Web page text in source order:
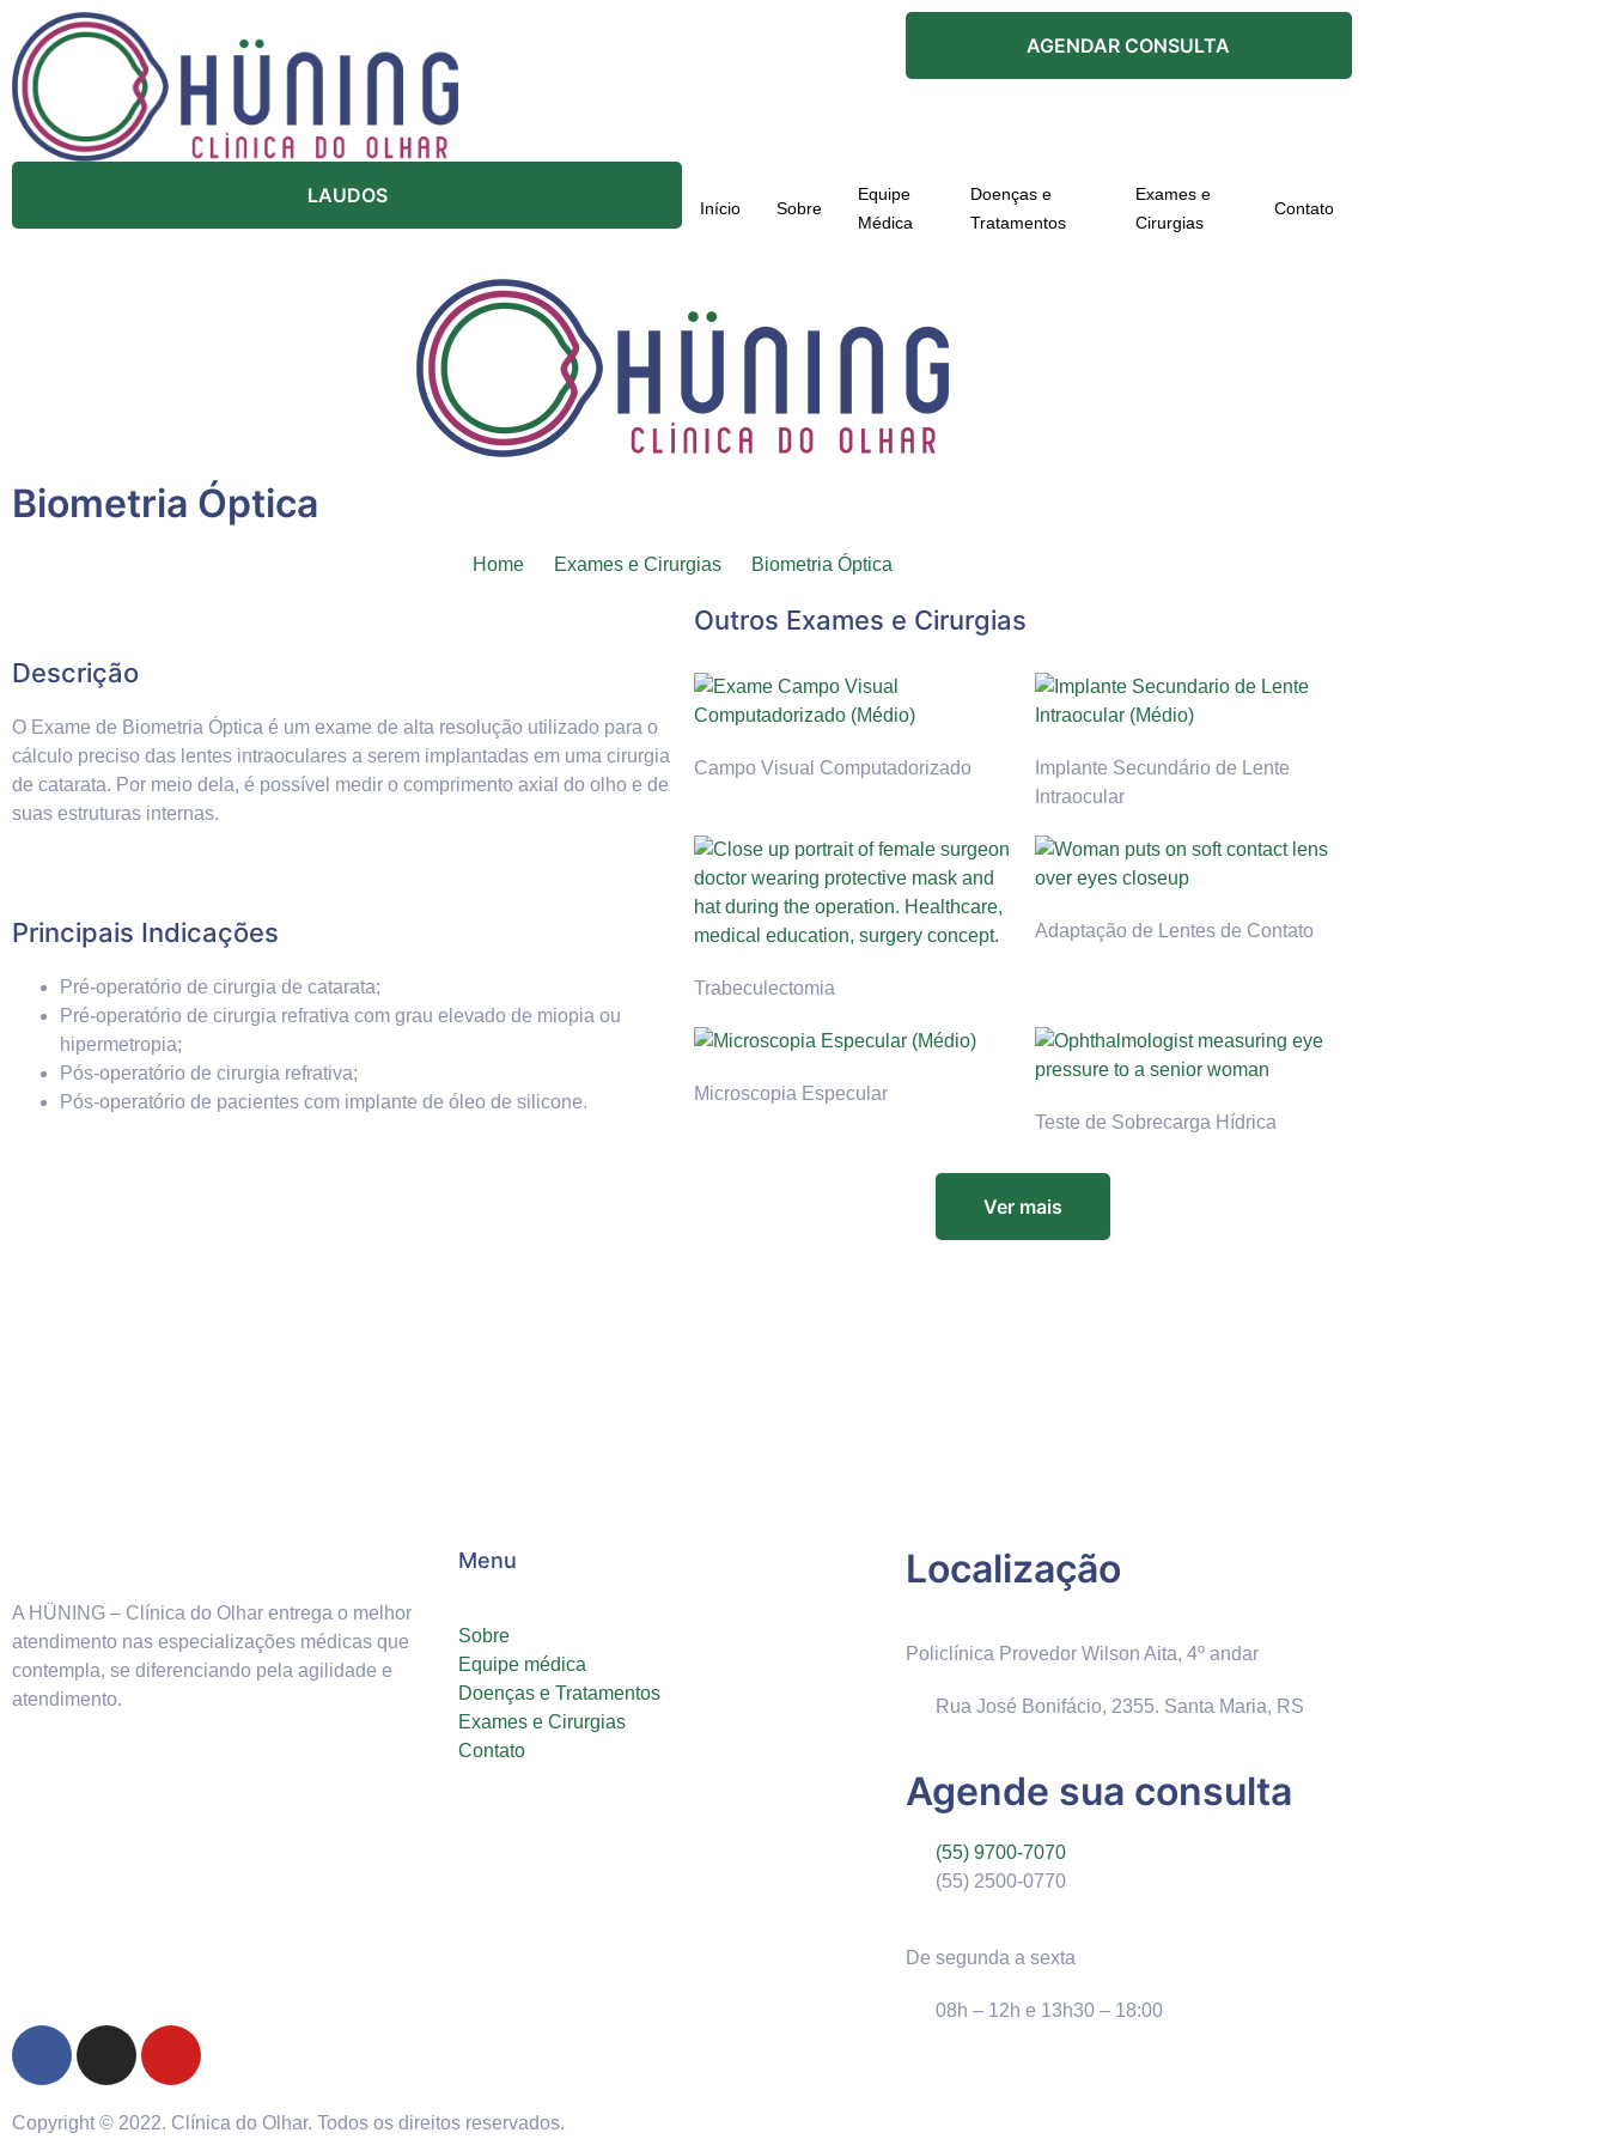
AGENDAR CONSULTA
LAUDOS
Início Sobre
Equipe
Médica
Doenças e
Tratamentos
Exames e
Cirurgias
Contato
Biometria Óptica
Home Exames e Cirurgias Biometria Óptica
Descrição
O Exame de Biometria Óptica é um exame de alta resolução utilizado para o
cálculo preciso das lentes intraoculares a serem implantadas em uma cirurgia
de catarata. Por meio dela, é possível medir o comprimento axial do olho e de
suas estruturas internas.
Principais Indicações
Pré-operatório de cirurgia de catarata;
Pré-operatório de cirurgia refrativa com grau elevado de miopia ou
hipermetropia;
Pós-operatório de cirurgia refrativa;
Pós-operatório de pacientes com implante de óleo de silicone.
Outros Exames e Cirurgias
Campo Visual Computadorizado
Implante Secundário de Lente
Intraocular
Trabeculectomia
Adaptação de Lentes de Contato
Microscopia Especular
Teste de Sobrecarga Hídrica
Ver mais
A HÜNING – Clínica do Olhar entrega o melhor
atendimento nas especializações médicas que
contempla, se diferenciando pela agilidade e
atendimento.
Menu
Sobre
Equipe médica
Doenças e Tratamentos
Exames e Cirurgias
Contato
Localização
Policlínica Provedor Wilson Aita, 4º andar
Rua José Bonifácio, 2355. Santa Maria, RS
Agende sua consulta
(55) 9700-7070
(55) 2500-0770
De segunda a sexta
08h – 12h e 13h30 – 18:00
Copyright © 2022. Clínica do Olhar. Todos os direitos reservados.